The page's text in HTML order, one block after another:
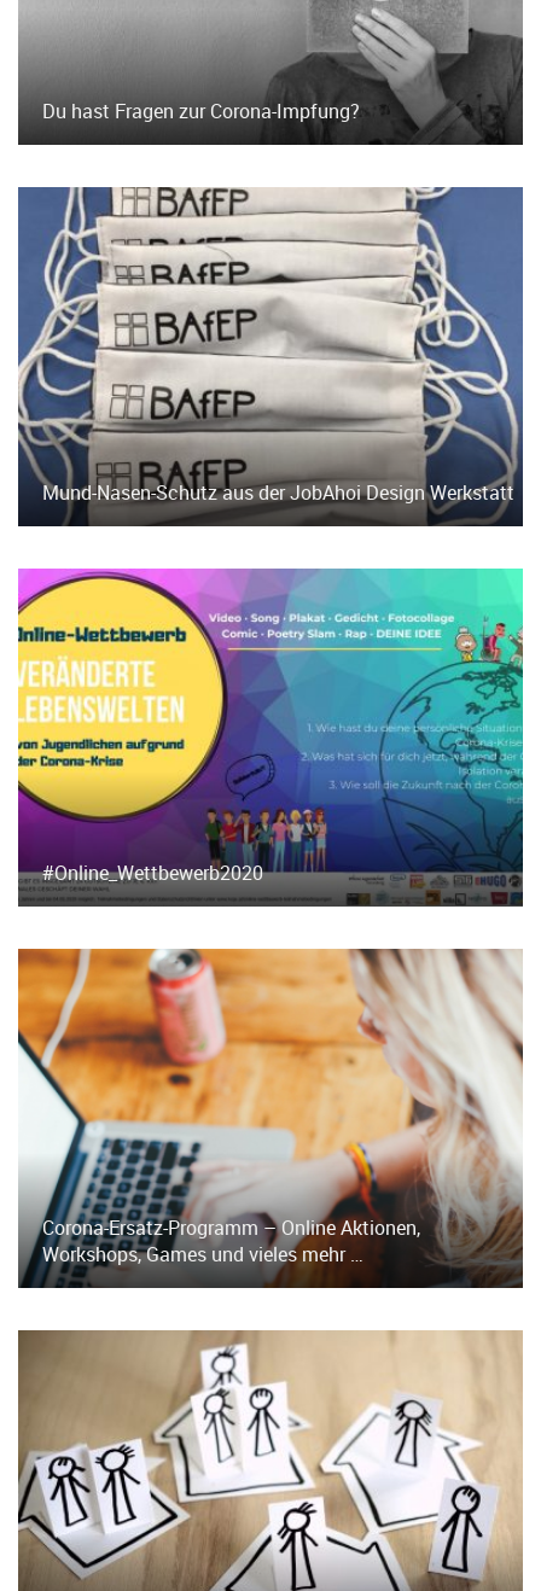
Du hast Fragen zur Corona-Impfung?
Mund-Nasen-Schutz aus der JobAhoi Design Werkstatt
#Online_Wettbewerb2020
Corona-Ersatz-Programm – Online Aktionen,
Workshops, Games und vieles mehr …